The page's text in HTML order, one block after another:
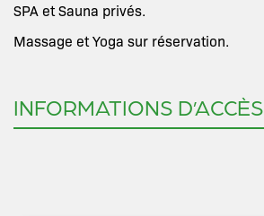
SPA et Sauna privés.
Massage et Yoga sur réservation.
INFORMATIONS D’ACCÈS